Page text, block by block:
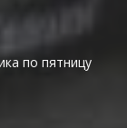
по пятницу